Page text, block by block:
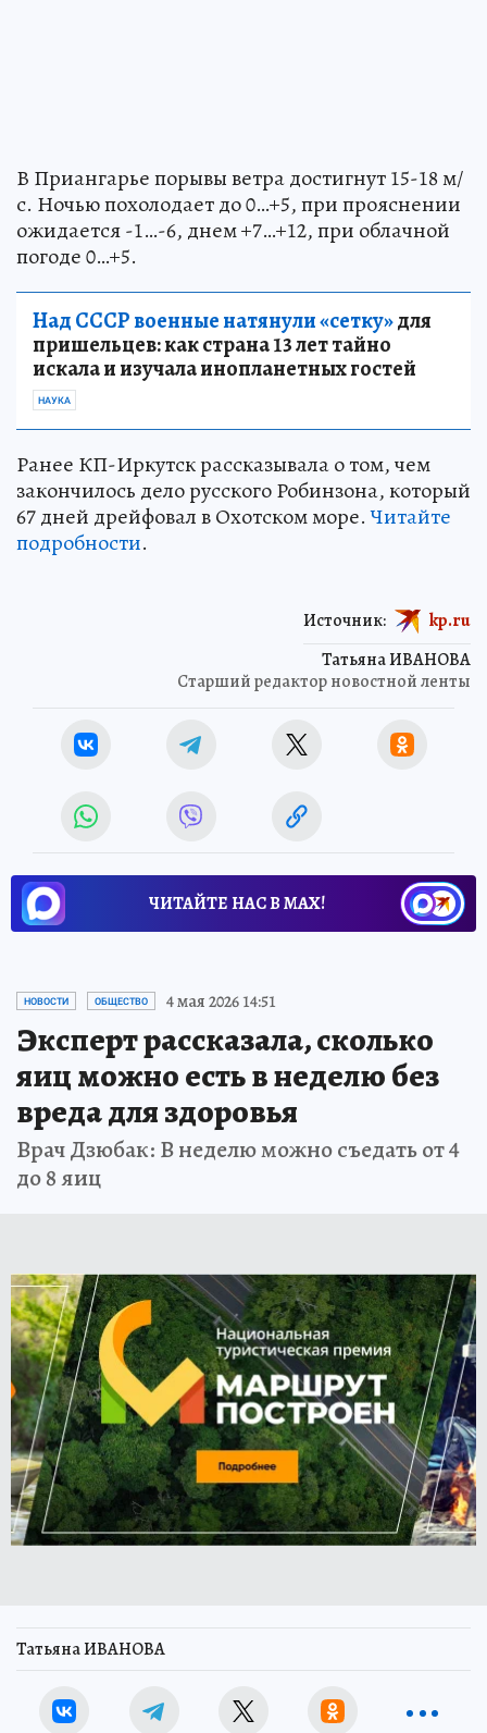
В Приангарье порывы ветра достигнут 15-18 м/
с. Ночью похолодает до 0…+5, при прояснении
ожидается -1…-6, днем +7…+12, при облачной
погоде 0…+5.
Над СССР военные натянули «сетку»для
пришельцев: как страна 13 лет тайно
искала и изучала инопланетных гостей
НАУКА
Ранее КП-Иркутск рассказывала о том, чем
закончилось дело русского Робинзона, который
67 дней дрейфовал в Охотском море.Читайте
подробности.
Татьяна ИВАНОВА
Старший редактор новостной ленты
Источник: kp.ru
ЧИТАЙТЕ НАС В МАХ!
НОВОСТИ ОБЩЕСТВО 4 мая 2026 14:51
Эксперт рассказала, сколько
яиц можно есть в неделю без
вреда для здоровья
Врач Дзюбак: В неделю можно съедать от 4
до 8 яиц
Татьяна ИВАНОВА